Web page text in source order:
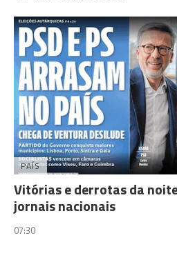
PAÍS
Vitórias e derrotas da
jornais nacionais
07:30